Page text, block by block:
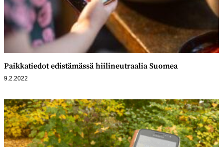
Paikkatiedot edistämässä hiilineutraalia Suomea
9.2.2022